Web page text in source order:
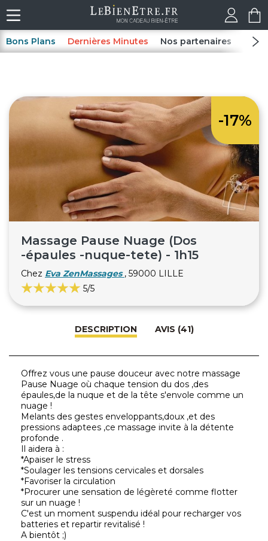
Bons Plans Dernières Minutes Nos partenaires Spas
-17%
Massage Pause Nuage (Dos
-épaules -nuque-tete) - 1h15
Chez Eva ZenMassages , 59000 LILLE
5/5
DESCRIPTION AVIS (41)
Offrez vous une pause douceur avec notre massage
Pause Nuage où chaque tension du dos ,des
épaules,de la nuque et de la tête s'envole comme un
nuage !
Melants des gestes enveloppants,doux ,et des
pressions adaptees ,ce massage invite à la détente
profonde .
Il aidera à :
*Apaiser le stress
*Soulager les tensions cervicales et dorsales
*Favoriser la circulation
*Procurer une sensation de légèreté comme flotter
sur un nuage !
C'est un moment suspendu idéal pour recharger vos
batteries et repartir revitalisé !
A bientôt ;)